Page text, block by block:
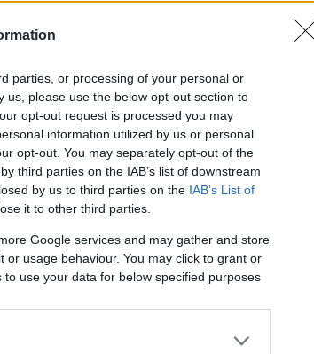
parties, or processing of your personal or
please use the below opt-out section to
opt-out request is processed you may
information utilized by us or personal
opt-out. You may separately opt-out of the
third parties on the IAB’s list of downstream
by us to third parties on the IAB’s List of
it to other third parties.
Google services and may gather and store
usage behaviour. You may click to grant or
use your data for below specified purposes
Szólj hozzá!
depresszió kezelése
csőtermosztát
nyitott
osztó gyűjtők
BWT Perla Bio
BWT Perla Bio
rothenberger
Viessmann
Viessmann
Viessmann
Ariston Clas One
Ariston Clas One
Ariston Clas One